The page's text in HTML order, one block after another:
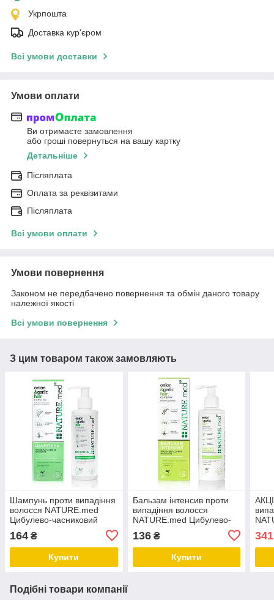
Укрпошта
Доставка кур'єром
Всі умови доставки
Умови оплати
Ви отримаєте замовлення
або гроші повернуться на вашу картку
Детальніше
Післяплата
Оплата за реквізитами
Післяплата
Всі умови оплати
Умови повернення
Законом не передбачено повернення та обмін даного товару
належної якості
Всі умови повернення
З цим товаром також замовляють
Шампунь проти випадіння
волосся NATURE.med
Цибулево-часниковий
164 ₴
Купити
Бальзам інтенсив проти
випадіння волосся
NATURE.med Цибулево-
часниковий комплекс 200
мл
136₴
Купити
341
Подібні товари компанії